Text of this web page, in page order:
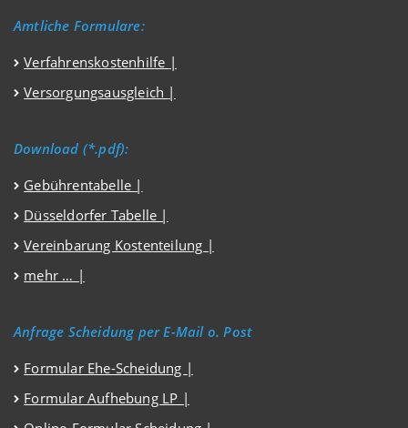
Amtliche Formulare:
Verfahrenskostenhilfe |
Versorgungsausgleich |
Download (*.pdf):
Gebührentabelle |
Düsseldorfer Tabelle |
Vereinbarung Kostenteilung |
mehr … |
Anfrage Scheidung per E-Mail o. Post
Formular Ehe-Scheidung |
Formular Aufhebung LP |